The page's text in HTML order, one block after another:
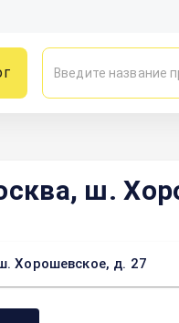
ш.
Хорошевское, д. 27